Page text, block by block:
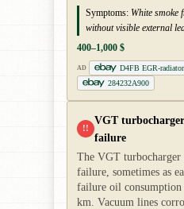
Symptoms: White smoke
without visible external
400–1,000 $
AD D4FB EGR-radiator
284232A900
!!
VGT
failure
The VGT
failure, sometimes as
failure oil
km. Vacuum lines